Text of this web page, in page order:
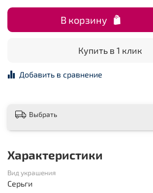
В корзину
Купить в 1 клик
Добавить в сравнение
Выбрать
Характеристики
Вид украшения
Серьги